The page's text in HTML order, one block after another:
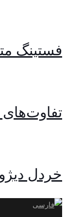
فستینگ
خردل